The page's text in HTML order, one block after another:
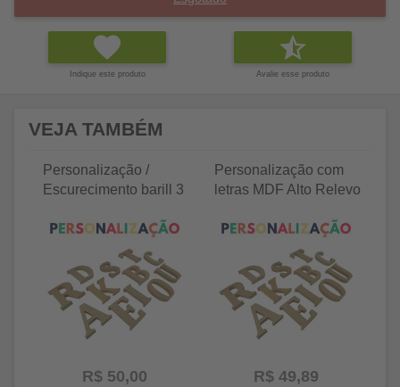
Indique este produto Avalie esse produto
VEJA TAMBÉM
Personalização /
Escurecimento barill 3
R$ 50,00
Personalização com
letras MDF Alto Relevo
R$ 49,89